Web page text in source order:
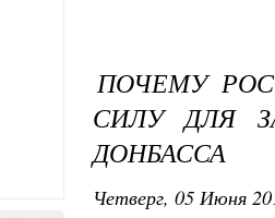
ПОЧЕМУ
СИЛУ ДЛЯ
ДОНБАССА
Четверг, 05 Июня